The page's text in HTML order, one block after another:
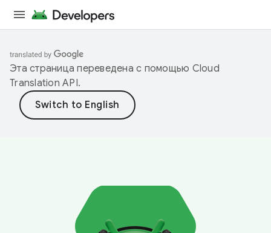
Эта страница переведена с помощью Cloud
Translation API.